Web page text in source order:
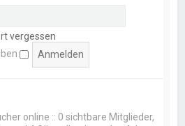
vergessen
online :: 0 sichtbare Mitglieder,